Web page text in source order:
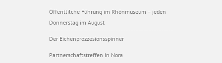
Öffentlilche Führung im Rhönmuseum – jeden
Donnerstag im August
Der Eichenprozzesionsspinner
Partnerschaftstreffen in Nora